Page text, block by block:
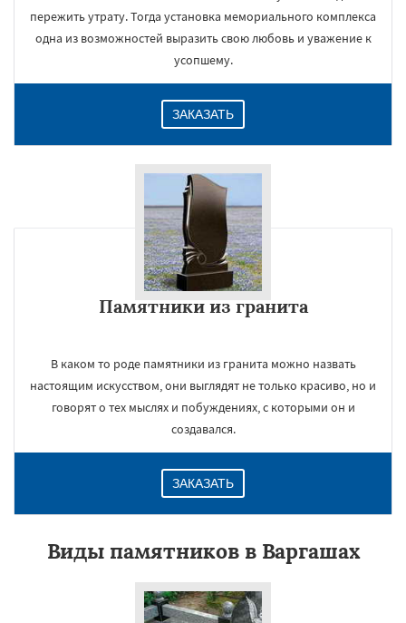
пережить утрату. Тогда установка мемориального комплекса
одна из возможностей выразить свою любовь и уважение к
усопшему.
ЗАКАЗАТЬ
Памятники из гранита
В каком то роде памятники из гранита можно назвать
настоящим искусством, они выглядят не только красиво, но и
говорят о тех мыслях и побуждениях, с которыми он и
создавался.
ЗАКАЗАТЬ
Виды памятников в Варгашах